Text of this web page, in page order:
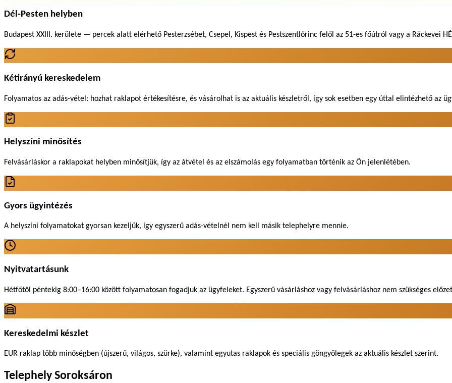
Dél-Pesten helyben
Budapest XXIII. kerülete — percek alatt elérhető Pesterzsébet, Csepel, Kispest és Pestszentlőrinc felől az 51-es főútról vagy a Ráckevei
Kétirányú kereskedelem
Folyamatos az adás-vétel: hozhat raklapot értékesítésre, és vásárolhat is az aktuális készletről, így sok esetben egy úttal elintézhető az
Helyszíni minősítés
Felvásárláskor a raklapokat helyben minősítjük, így az átvétel és az elszámolás egy folyamatban történik az Ön jelenlétében.
Gyors ügyintézés
A helyszíni folyamatokat gyorsan kezeljük, így egyszerű adás-vételnél nem kell másik telephelyre mennie.
Nyitvatartásunk
Hétfőtől péntekig 8:00–16:00 között folyamatosan fogadjuk az ügyfeleket. Egyszerű vásárláshoz vagy felvásárláshoz nem szükséges
Kereskedelmi készlet
EUR raklap több minőségben (újszerű, világos, szürke), valamint egyutas raklapok és speciális göngyölegek az aktuális készlet szerint.
Telephely Soroksáron